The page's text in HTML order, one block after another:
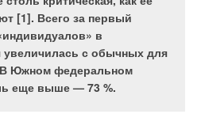
[1]. Всего за первый
в
увеличилась с обычных для
В Южном федеральном
еще выше — 73 %.
проектирования
уже не только
но и осмеливаются